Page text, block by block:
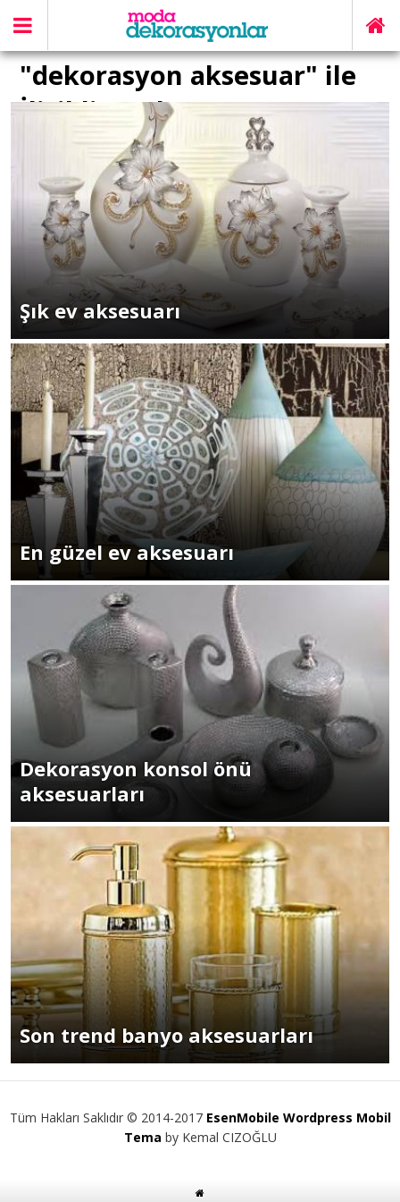
"dekorasyon aksesuar" ile
İlişikli yazılar
Şık ev aksesuarı
En güzel ev aksesuarı
Dekorasyon konsol önü
aksesuarları
Son trend banyo aksesuarları
Tüm Hakları Saklıdır © 2014-2017 EsenMobile Wordpress Mobil
Tema by Kemal CIZOĞLU